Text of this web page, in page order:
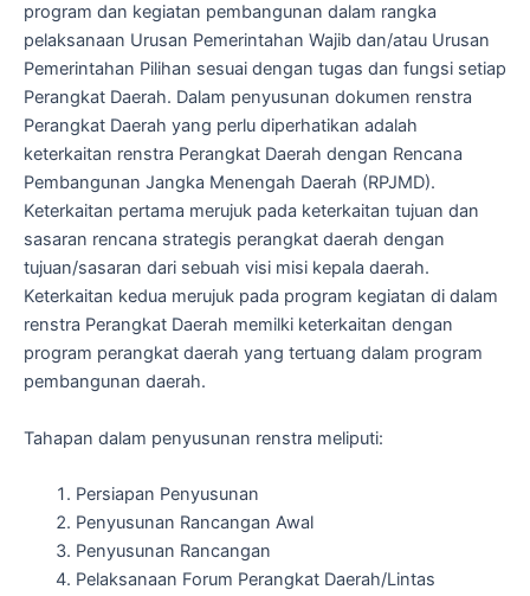
program dan kegiatan pembangunan dalam rangka
pelaksanaan Urusan Pemerintahan Wajib dan/atau Urusan
Pemerintahan Pilihan sesuai dengan tugas dan fungsi setiap
Perangkat Daerah. Dalam penyusunan dokumen renstra
Perangkat Daerah yang perlu diperhatikan adalah
keterkaitan renstra Perangkat Daerah dengan Rencana
Pembangunan Jangka Menengah Daerah (RPJMD).
Keterkaitan pertama merujuk pada keterkaitan tujuan dan
sasaran rencana strategis perangkat daerah dengan
tujuan/sasaran dari sebuah visi misi kepala daerah.
Keterkaitan kedua merujuk pada program kegiatan di dalam
renstra Perangkat Daerah memilki keterkaitan dengan
program perangkat daerah yang tertuang dalam program
pembangunan daerah.
Tahapan dalam penyusunan renstra meliputi:
Persiapan Penyusunan
Penyusunan Rancangan Awal
Penyusunan Rancangan
Pelaksanaan Forum Perangkat Daerah/Lintas